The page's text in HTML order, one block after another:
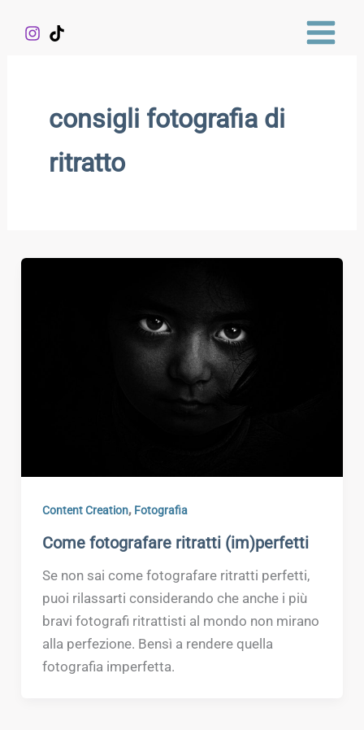
consigli fotografia di
ritratto
Content Creation, Fotografia
Come fotografare ritratti (im)perfetti
Se non sai come fotografare ritratti perfetti,
puoi rilassarti considerando che anche i più
bravi fotografi ritrattisti al mondo non mirano
alla perfezione. Bensì a rendere quella
fotografia imperfetta.